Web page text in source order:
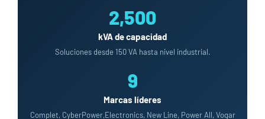
2,500
kVA de capacidad
Soluciones desde 150 VA hasta nivel industrial.
9
Marcas líderes
Complet, CyberPower,Electronics, New Line, Power All, Vogar